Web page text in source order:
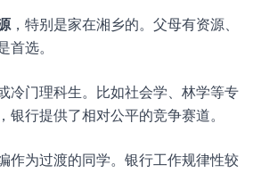
，特别是家在湘乡的。父母有资源、
首选。
冷门理科生。比如社会学、林学等专
银行提供了相对公平的竞争赛道。
作为过渡的同学。银行工作规律性较